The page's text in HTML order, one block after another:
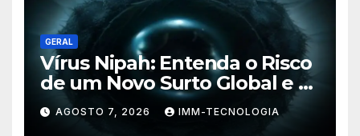
GERAL
Vírus Nipah: Entenda o Risco
de um Novo Surto Global e a
Preocupação dos
Especialistas
AGOSTO 7, 2026 IMM-TECNOLOGIA